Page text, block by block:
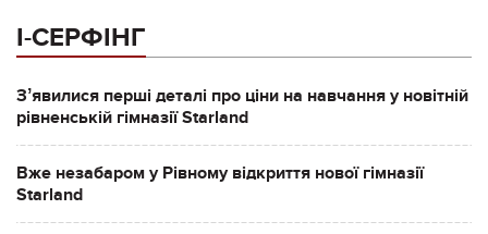
І-СЕРФІНГ
Зʼявилися перші деталі про ціни на навчання у новітній
рівненській гімназії Starland
Вже незабаром у Рівному відкриття нової гімназії
Starland